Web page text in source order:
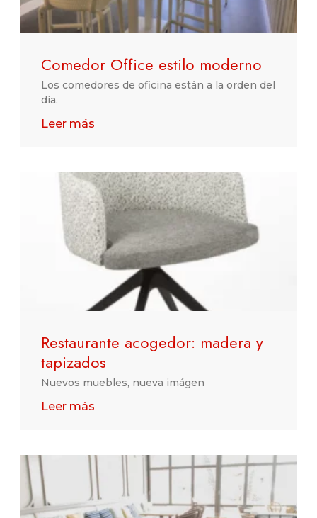
Comedor Office estilo moderno
Los comedores de oficina están a la orden del
día.
Leer más
Restaurante acogedor: madera y
tapizados
Nuevos muebles, nueva imágen
Leer más